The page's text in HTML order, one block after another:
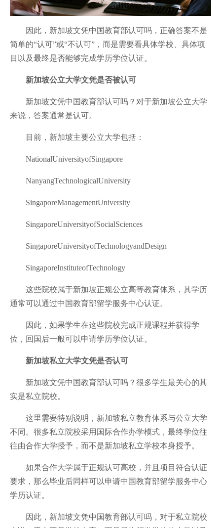
因此，新加坡文凭中国教育部认可吗，正确答案不是
简单的“认可”或“不认可”，而是需要看具体学校、具体项
目以及最终是否能够完成学历学位认证。
新加坡公立大学文凭是否被认可
新加坡文凭中国教育部认可吗？对于新加坡公立大学
来说，答案通常是认可。
目前，新加坡主要公立大学包括：
NationalUniversityofSingapore
NanyangTechnologicalUniversity
SingaporeManagementUniversity
SingaporeUniversityofSocialSciences
SingaporeUniversityofTechnologyandDesign
SingaporeInstituteofTechnology
这些院校属于新加坡正规公立高等教育体系，其学历
通常可以通过中国教育部留学服务中心认证。
因此，如果学生在这些院校完成正规课程并获得学
位，回国后一般可以申请学历学位认证。
新加坡私立大学文凭是否认可
新加坡文凭中国教育部认可吗？很多学生最关心的其
实是私立院校。
这里需要特别说明，新加坡私立教育体系与公立大学
不同。很多私立院校采用国际合作办学模式，最终学位往
往由合作大学授予，而不是新加坡私立学校本身授予。
如果合作大学属于正规认可高校，并且项目符合认证
要求，那么毕业后同样可以申请中国教育部留学服务中心
学历认证。
因此，新加坡文凭中国教育部认可吗，对于私立院校